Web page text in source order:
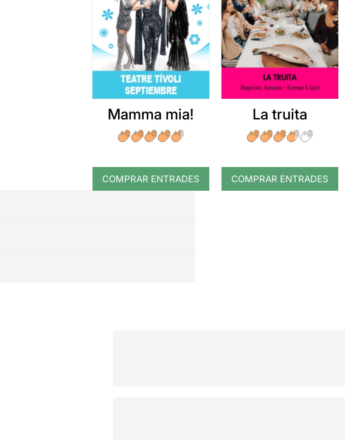
Mamma mia!
COMPRAR ENTRADES
La truita
COMPRAR ENTRADES